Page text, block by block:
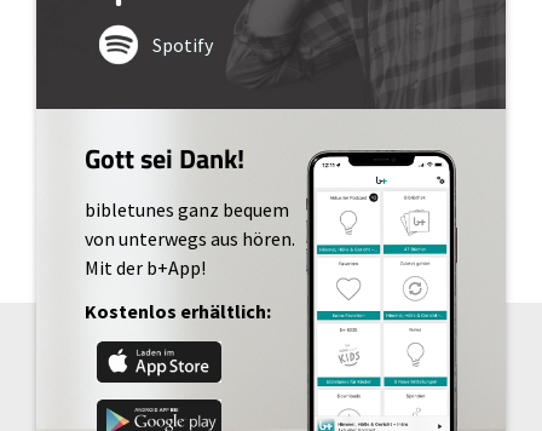
Spotify
Gott sei Dank!
bibletunes ganz bequem
von unterwegs aus hören.
Mit der b+App!
Kostenlos erhältlich: